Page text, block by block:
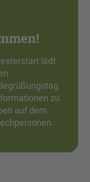
lädt
zu
auf dem